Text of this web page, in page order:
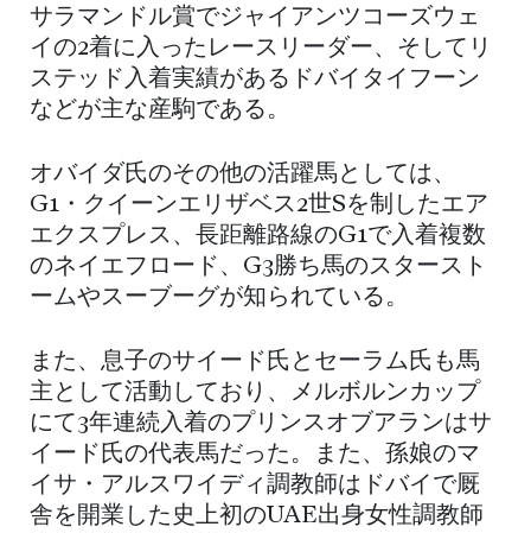
サラマンドル賞でジャイアンツコーズウェ
イの2着に入ったレースリーダー、そしてリ
ステッド入着実績があるドバイタイフーン
などが主な産駒である。
オバイダ氏のその他の活躍馬としては、
G1・クイーンエリザベス2世Sを制したエア
エクスプレス、長距離路線のG1で入着複数
のネイエフロード、G3勝ち馬のスタースト
ームやスーブーグが知られている。
また、息子のサイード氏とセーラム氏も馬
主として活動しており、メルボルンカップ
にて3年連続入着のプリンスオブアランはサ
イード氏の代表馬だった。また、孫娘のマ
イサ・アルスワイディ調教師はドバイで厩
舎を開業した史上初のUAE出身女性調教師